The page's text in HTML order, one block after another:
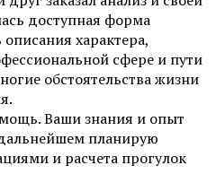
доступная форма
характера,
сфере и пути
обстоятельства жизни
Ваши знания и опыт
планирую
и расчета прогулок